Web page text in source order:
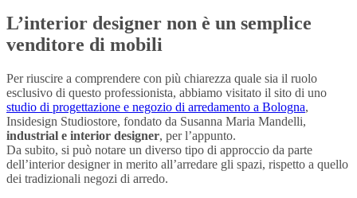
L’interior designer non è un semplice
venditore di mobili
Per riuscire a comprendere con più chiarezza quale sia il ruolo
esclusivo di questo professionista, abbiamo visitato il sito di uno
studio di progettazione e negozio di arredamento a Bologna,
Insidesign Studiostore, fondato da Susanna Maria Mandelli,
industrial e interior designer, per l’appunto.
Da subito, si può notare un diverso tipo di approccio da parte
dell’interior designer in merito all’arredare gli spazi, rispetto a quello
dei tradizionali negozi di arredo.